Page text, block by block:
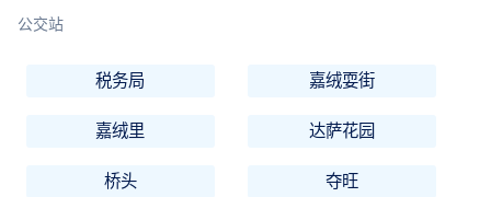
公交站
税务局 嘉绒耍街
嘉绒里 达萨花园
桥头 夺旺